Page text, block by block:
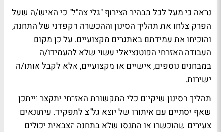
נראה כי מעל לכל מבהיר הצירוף "גלי צה"ל" כי האיש/ה שעל
הפרק צלחו את תהליך הסינון וההכשרה הקפדני של התחנה,
והוכיחו את עמידתם באתגרים מקצועיים. על כן מקום
העבודה האזרחי הפוטנציאלי עשוי שלא להעמידו/ה
במבחנים נוספים, אישיים או מקצועיים, אלא לקבל אותו/ה
ישירות.
תהליך הסינון שיקיים כלי התקשורת האזרחי יתקצר וייתכן
שאף יסתיים עם איתורו של יוצא גל"צ לתפקיד. עיתונאים
צעירים שהוכשרו או התנסו שלא בתחנה הצבאית יכולים